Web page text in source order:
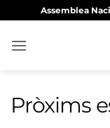
content
Assemblea
Pròxims